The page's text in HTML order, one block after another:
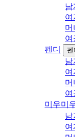
남
여
머
여
펜디
펜
남
여
머
여
미우미
남
여